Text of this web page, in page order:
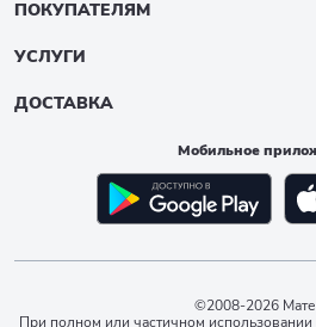
ПОКУПАТЕЛЯМ
УСЛУГИ
ДОСТАВКА
Мобильное
©2008-2026
При полном или частичном использовании